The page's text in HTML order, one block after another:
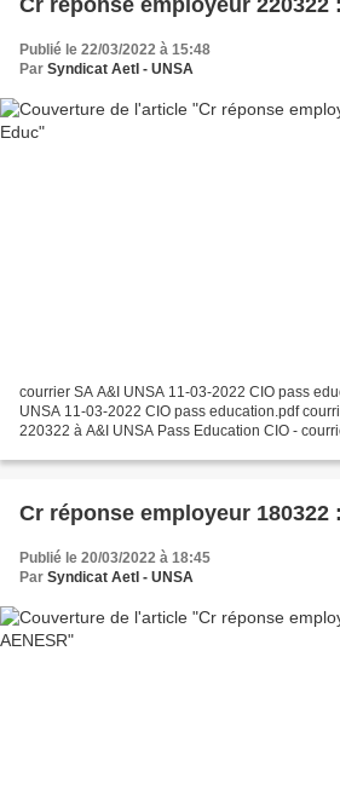
Publié le 22/03/2022 à 15:48
Par Syndicat AetI - UNSA
courrier SA A&I UNSA 11-03-2022 CIO pass
UNSA 11-03-2022 CIO pass education.pdf
220322 à A&I UNSA Pass Education CIO -
Cr réponse employeur 180322
Publié le 20/03/2022 à 18:45
Par Syndicat AetI - UNSA